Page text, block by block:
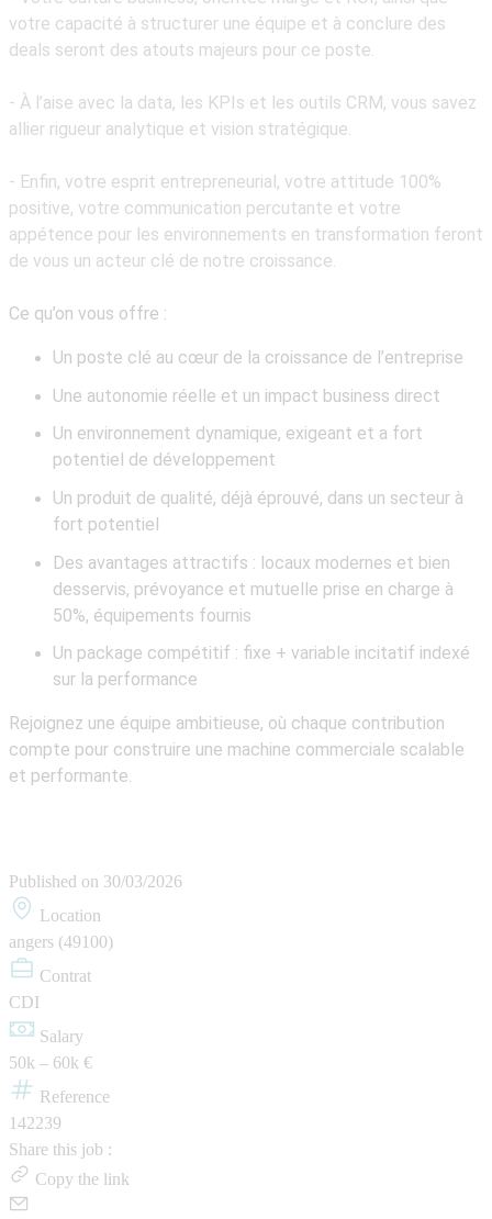
votre capacité à structurer une équipe et à conclure des
deals seront des atouts majeurs pour ce poste.
- À l’aise avec la data, les KPIs et les outils CRM, vous savez
allier rigueur analytique et vision stratégique.
- Enfin, votre esprit entrepreneurial, votre attitude 100%
positive, votre communication percutante et votre
appétence pour les environnements en transformation feront
de vous un acteur clé de notre croissance.
Ce qu’on vous offre :
Un poste clé au cœur de la croissance de l’entreprise
Une autonomie réelle et un impact business direct
Un environnement dynamique, exigeant et a fort
potentiel de développement
Un produit de qualité, déjà éprouvé, dans un secteur à
fort potentiel
Des avantages attractifs : locaux modernes et bien
desservis, prévoyance et mutuelle prise en charge à
50%, équipements fournis
Un package compétitif : fixe + variable incitatif indexé
sur la performance
Rejoignez une équipe ambitieuse, où chaque contribution
compte pour construire une machine commerciale scalable
et performante.
Published on 30/03/2026
Location
angers (49100)
Contrat
CDI
Salary
50k – 60k €
Reference
142239
Share this job :
Copy the link